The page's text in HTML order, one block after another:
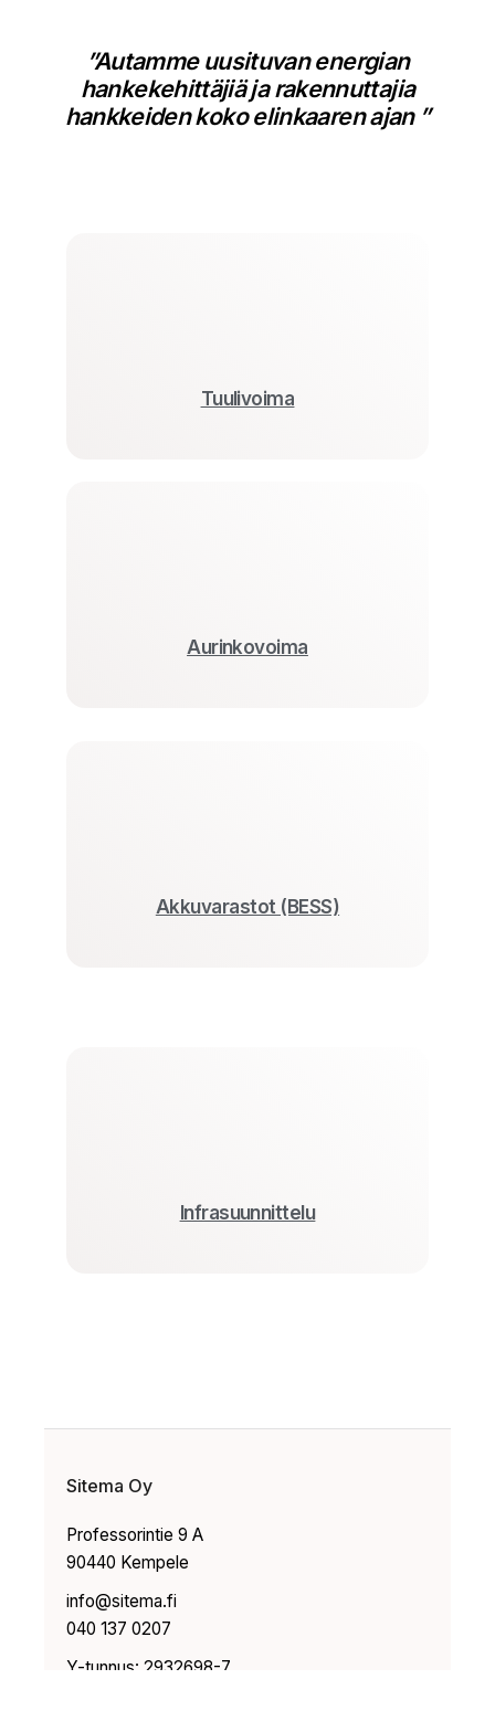
”Autamme uusituvan energian
hankekehittäjiä ja rakennuttajia
hankkeiden koko elinkaaren ajan ”
Tuulivoima
Aurinkovoima
Akkuvarastot (BESS)
Infrasuunnittelu
Sitema Oy
Professorintie 9 A
90440 Kempele
info@sitema.fi
040 137 0207
Y-tunnus: 2932698-7